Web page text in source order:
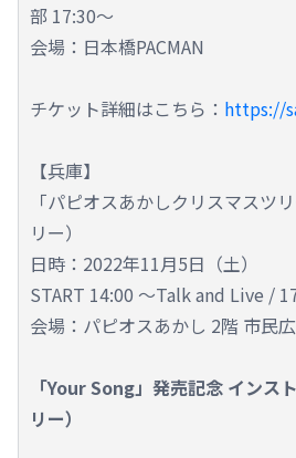
部 17:30～
会場：日本橋PACMAN
チケット詳細はこちら： https://
【兵庫】
「パピオスあかしクリスマスツ
リー）
日時：2022年11月5日（土）
START 14:00 ～Talk and Live /
会場：パピオスあかし 2階 市民
「Your Song」発売記念 インス
リー）